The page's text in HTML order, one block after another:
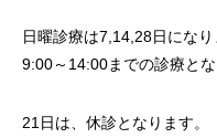
日曜診療は7,14,28日になり
9:00～14:00までの診療とな
21日は、休診となります。